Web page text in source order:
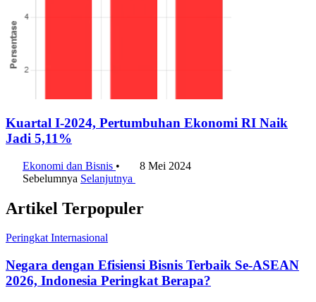
Kuartal I-2024, Pertumbuhan Ekonomi RI Naik
Jadi 5,11%
Ekonomi dan Bisnis •
8 Mei 2024
Sebelumnya Selanjutnya
Artikel Terpopuler
Peringkat Internasional
Negara dengan Efisiensi Bisnis Terbaik Se-ASEAN
2026, Indonesia Peringkat Berapa?